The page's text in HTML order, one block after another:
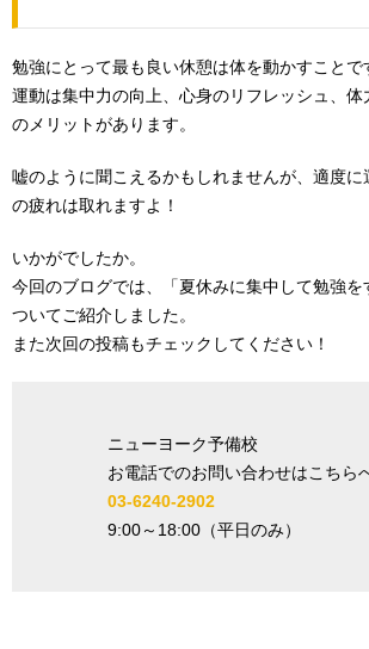
勉強にとって最も良い休憩は体を動かすことで
運動は集中力の向上、心身のリフレッシュ、体
のメリットがあります。
嘘のように聞こえるかもしれませんが、適度に
の疲れは取れますよ！
いかがでしたか。
今回のブログでは、「夏休みに集中して勉強を
ついてご紹介しました。
また次回の投稿もチェックしてください！
ニューヨーク予備校
お電話でのお問い合わせはこちら
03-6240-2902
9:00～ 18:00 （平日のみ）